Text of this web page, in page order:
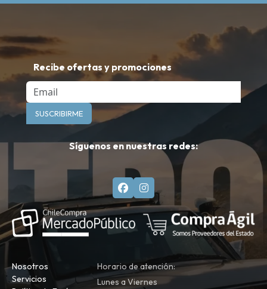
Recibe ofertas y promociones
Email
SUSCRIBIRME
Síguenos en nuestras redes:
Nosotros
Servicios
Horario de atención:
Lunes a Viernes